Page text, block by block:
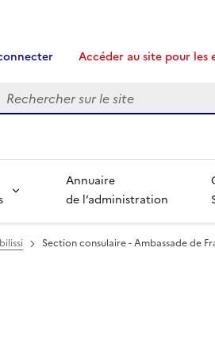
Accéder au site pour les
Annuaire
de l’administration
Section consulaire - Ambassade de